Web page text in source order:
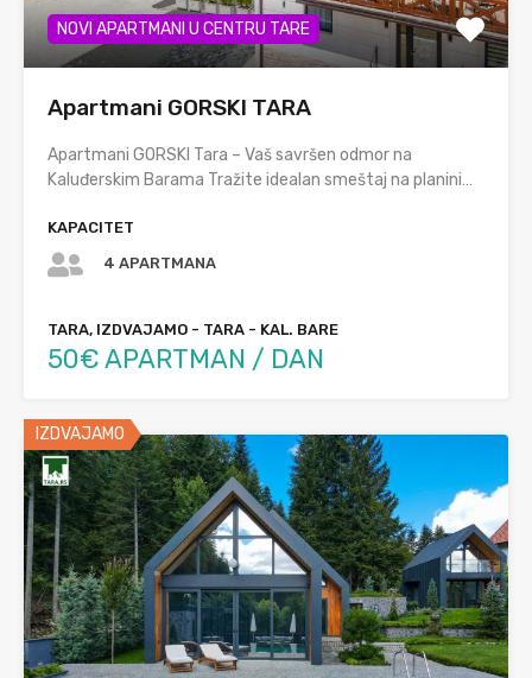
NOVI APARTMANI U CENTRU TARE
Apartmani GORSKI TARA
Apartmani GORSKI Tara – Vaš savršen odmor na
Kaluđerskim Barama Tražite idealan smeštaj na planini…
KAPACITET
4 APARTMANA
TARA, IZDVAJAMO - TARA - KAL. BARE
50€ APARTMAN / DAN
IZDVAJAMO